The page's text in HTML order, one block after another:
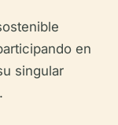
en
singular